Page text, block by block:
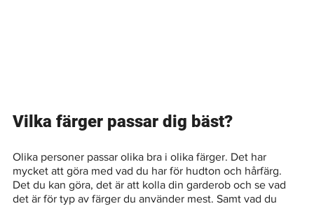
Vilka färger passar dig bäst?
Olika personer passar olika bra i olika färger. Det har
mycket att göra med vad du har för hudton och hårfärg.
Det du kan göra, det är att kolla din garderob och se vad
det är för typ av färger du använder mest. Samt vad du